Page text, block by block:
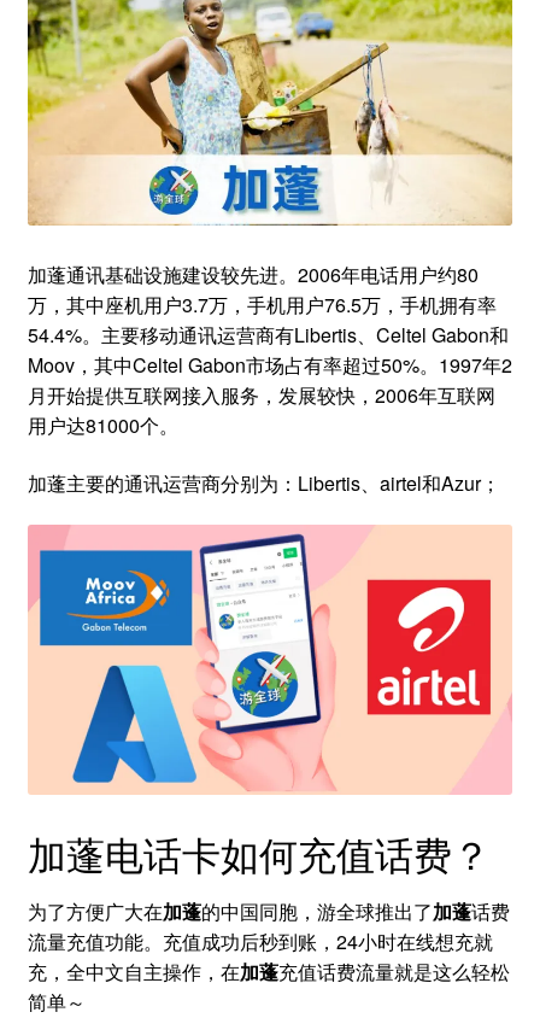
加蓬通讯基础设施建设较先进。2006年电话用户约80
万，其中座机用户3.7万，手机用户76.5万，手机拥有率
54.4%。主要移动通讯运营商有Libertis、Celtel Gabon和
Moov，其中Celtel Gabon市场占有率超过50%。1997年2
月开始提供互联网接入服务，发展较快，2006年互联网
用户达81000个。
加蓬主要的通讯运营商分别为：Libertis、airtel和Azur；
加蓬电话卡如何充值话费？
为了方便广大在加蓬的中国同胞，游全球推出了加蓬话费
流量充值功能。充值成功后秒到账，24小时在线想充就
充，全中文自主操作，在加蓬充值话费流量就是这么轻松
简单～